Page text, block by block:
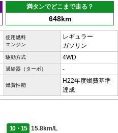
満タンでどこまで走る？
648km
使用燃料
エンジン
レギュラー
ガソリン
駆動方式 4WD
過給器（ターボ） -
燃費性能
H22年度燃費基準
達成
10・15
15.8km/L